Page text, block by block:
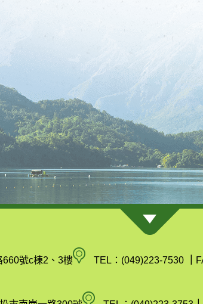
號c棟2、3樓南
縣
TEL：(049)223-7530
空